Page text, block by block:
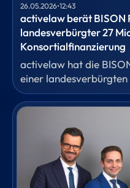
26.05.2026•12:43
activelaw berät BISON
landesverbürgter 27
Konsortialfinanzierung
activelaw hat die
einer landesverbürgten
Konsortialfinanzierung
Bankenkonsortium,
NRW.BANK und
beraten, die
Landes Nordrhein-
gesamte